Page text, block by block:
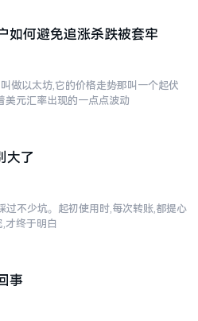
如何避免追涨杀跌被套牢
做以太坊,它的价格走势那叫一个起伏
美元汇率出现的一点点波动
大了
不少坑。起初使用时,每次转账,都提心
才终于明白
事